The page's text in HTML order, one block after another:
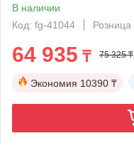
В наличии
Код: fg-41044
Розница
64 935 ₸ 75 325 ₸
Экономия 10390 ₸